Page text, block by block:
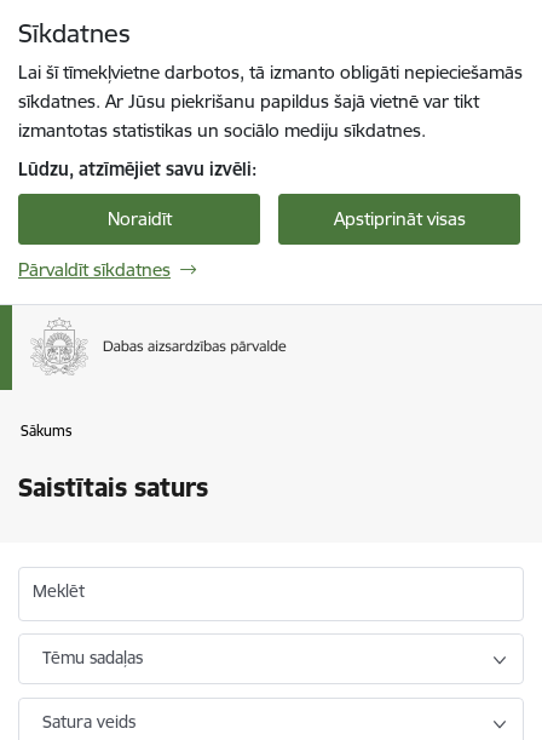
Sīkdatnes
Lai šī tīmekļvietne darbotos, tā izmanto obligāti nepieciešamās
sīkdatnes. Ar Jūsu piekrišanu papildus šajā vietnē var tikt
izmantotas statistikas un sociālo mediju sīkdatnes.
Lūdzu, atzīmējiet savu izvēli:
Noraidīt Apstiprināt visas
Pārvaldīt sīkdatnes
Sākums
Saistītais saturs
Meklēt
Tēmu sadaļas
Satura veids